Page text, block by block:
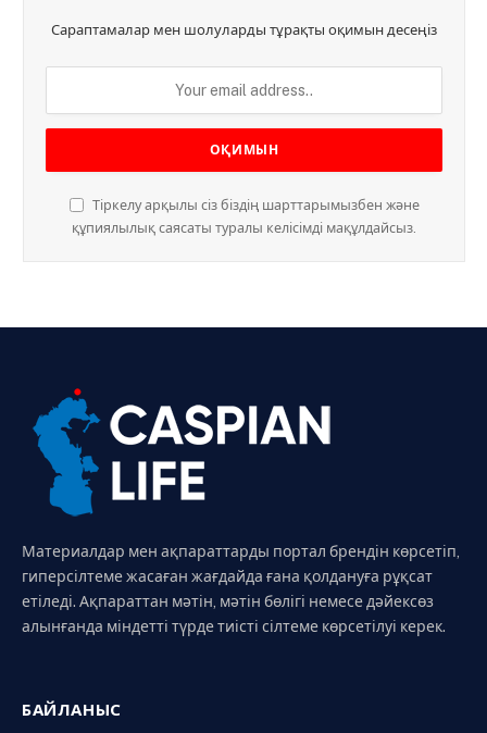
Сараптамалар мен шолуларды тұрақты оқимын десеңіз
Тіркелу арқылы сіз біздің шарттарымызбен және
құпиялылық саясаты туралы келісімді мақұлдайсыз.
Материалдар мен ақпараттарды портал брендін көрсетіп,
гиперсілтеме жасаған жағдайда ғана қолдануға рұқсат
етіледі. Ақпараттан мәтін, мәтін бөлігі немесе дәйексөз
алынғанда міндетті түрде тиісті сілтеме көрсетілуі керек.
БАЙЛАНЫС